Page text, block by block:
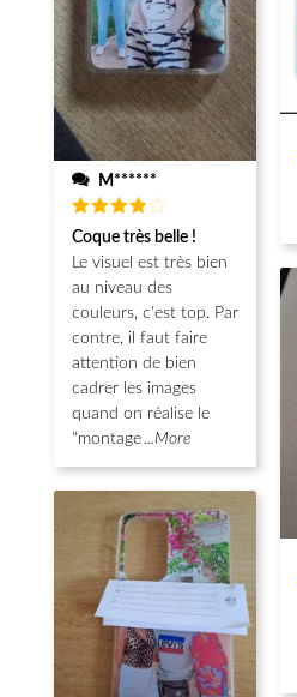
M******
Note4
sur 5
Coque très belle !
Le visuel est très bien
au niveau des
couleurs, c'est top. Par
contre, il faut faire
attention de bien
cadrer les images
quand on réalise le
"montage...More